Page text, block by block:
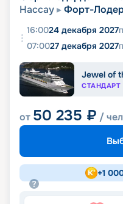
Нассау
Форт-
16:0024 декабря 2027
07:0027 декабря 2027
Jewel of
СТАНДАРТ
от 50 235 ₽ / чел
+1